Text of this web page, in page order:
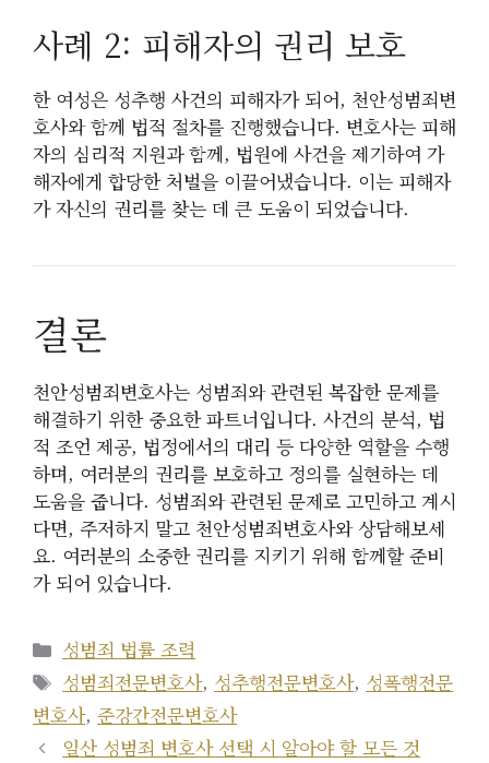
사례 2: 피해자의 권리 보호
한 여성은 성추행 사건의 피해자가 되어, 천안성범죄변
호사와 함께 법적 절차를 진행했습니다. 변호사는 피해
자의 심리적 지원과 함께, 법원에 사건을 제기하여 가
해자에게 합당한 처벌을 이끌어냈습니다. 이는 피해자
가 자신의 권리를 찾는 데 큰 도움이 되었습니다.
결론
천안성범죄변호사는 성범죄와 관련된 복잡한 문제를
해결하기 위한 중요한 파트너입니다. 사건의 분석, 법
적 조언 제공, 법정에서의 대리 등 다양한 역할을 수행
하며, 여러분의 권리를 보호하고 정의를 실현하는 데
도움을 줍니다. 성범죄와 관련된 문제로 고민하고 계시
다면, 주저하지 말고 천안성범죄변호사와 상담해보세
요. 여러분의 소중한 권리를 지키기 위해 함께할 준비
가 되어 있습니다.
카
테
고
리
성범죄 법률 조력
태
그
성범죄전문변호사, 성추행전문변호사, 성폭행전문
변호사, 준강간전문변호사
일산 성범죄 변호사 선택 시 알아야 할 모든 것